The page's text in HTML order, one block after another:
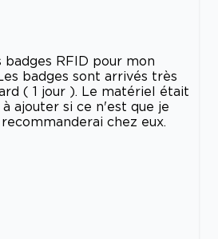
badges RFID pour mon
badges sont arrivés très
( 1 jour ). Le matériel était
ajouter si ce n'est que je
chez eux.